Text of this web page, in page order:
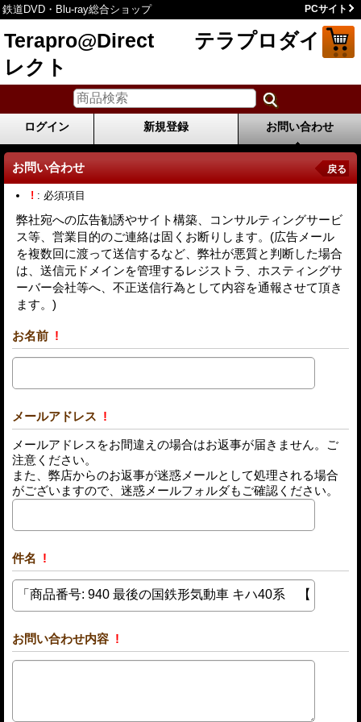
鉄道DVD・Blu-ray総合ショップ PCサイト
Terapro@Direct テラプロダイ
レクト
ログイン 新規登録 お問い合わせ
お問い合わせ 戻る
! : 必須項目
弊社宛への広告勧誘やサイト構築、コンサルティングサービ
ス等、営業目的のご連絡は固くお断りします。(広告メール
を複数回に渡って送信するなど、弊社が悪質と判断した場合
は、送信元ドメインを管理するレジストラ、ホスティングサ
ーバー会社等へ、不正送信行為として内容を通報させて頂き
ます。)
お名前 !
メールアドレス !
メールアドレスをお間違えの場合はお返事が届きません。ご
注意ください。
また、弊店からのお返事が迷惑メールとして処理される場合
がございますので、迷惑メールフォルダもご確認ください。
件名 !
お問い合わせ内容 !